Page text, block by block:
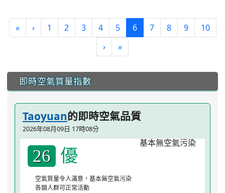
« ‹ 1 2 3 4 5 6(current)
7 8 9
10
›
»
::: 即時空氣質量指數
Taoyuan的即時空氣品質
2026年08月09日 17時08分
26 優
空氣質量令人滿意，基本無空氣污染
各類人群可正常活動